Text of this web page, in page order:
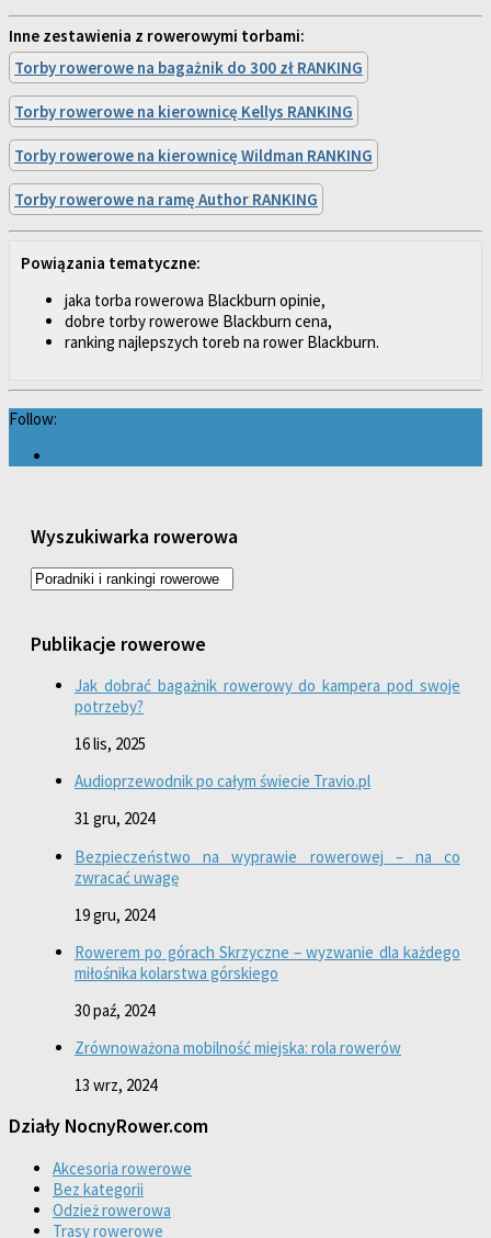
Inne zestawienia z rowerowymi torbami:
Torby rowerowe na bagażnik do 300 zł RANKING
Torby rowerowe na kierownicę Kellys RANKING
Torby rowerowe na kierownicę Wildman RANKING
Torby rowerowe na ramę Author RANKING
Powiązania tematyczne:
jaka torba rowerowa Blackburn opinie,
dobre torby rowerowe Blackburn cena,
ranking najlepszych toreb na rower Blackburn.
Follow:
Wyszukiwarka rowerowa
Publikacje rowerowe
Jak dobrać bagażnik rowerowy do kampera pod swoje
potrzeby?
16 lis, 2025
Audioprzewodnik po całym świecie Travio.pl
31 gru, 2024
Bezpieczeństwo na wyprawie rowerowej – na co
zwracać uwagę
19 gru, 2024
Rowerem po górach Skrzyczne – wyzwanie dla każdego
miłośnika kolarstwa górskiego
30 paź, 2024
Zrównoważona mobilność miejska: rola rowerów
13 wrz, 2024
Działy NocnyRower.com
Akcesoria rowerowe
Bez kategorii
Odzież rowerowa
Trasy rowerowe